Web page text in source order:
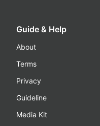
Guide & Help
About
Terms
Privacy
Guideline
Media Kit